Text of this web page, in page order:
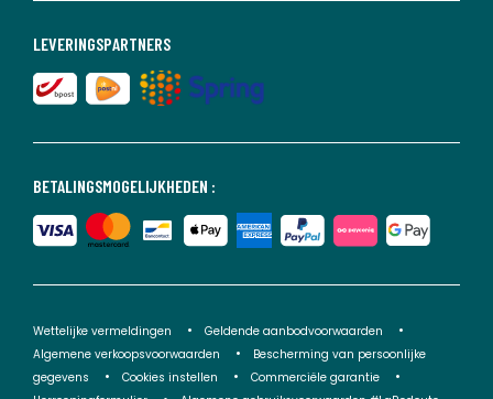
BETALINGSMOGELIJKHEDEN :
LEVERINGSPARTNERS
Wettelijke vermeldingen
Geldende aanbodvoorwaarden
Algemene verkoopsvoorwaarden
Bescherming van persoonlijke
gegevens
Cookies instellen
Commerciële garantie